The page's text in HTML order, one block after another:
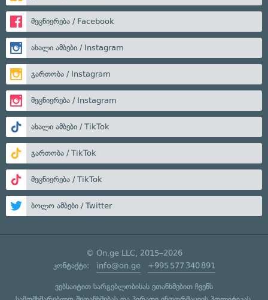
მეცნიერება / Facebook
ახალი ამბები / Instagram
გართობა / Instagram
მეცნიერება / Instagram
ახალი ამბები / TikTok
გართობა / TikTok
მეცნიერება / TikTok
ბოლო ამბები / Twitter
© On.ge LLC, 2015–2026
კონტაქტი: info@on.ge +995 577 340 891
ვებსაიტით სარგებლობისას ეთანხმებით ჩვენს